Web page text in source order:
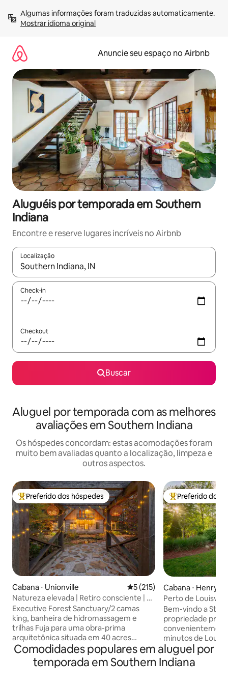
para
Mostrar idioma original
Anuncie seu espaço no Airbnb
Aluguéis por temporada em Southern
Indiana
Encontre e reserve lugares incríveis no Airbnb
Localização
Quando os resultados estiverem disponíveis, explore-os
Check-in
Checkout
Buscar
Aluguel por temporada com as melhores
avaliações em Southern Indiana
Os hóspedes concordam: estas acomodações foram
muito bem avaliadas quanto a localização, limpeza e
outros aspectos.
Entre os melhores preferidos dos hóspedes
Preferido dos hóspedes
Cabana ⋅ Unionville 5 de uma avaliação média de
5 (215)
Natureza elevada | Retiro consciente | 2
camas king size
Executive Forest Sanctuary/2 camas
king, banheira de hidromassagem e
trilhas Fuja para uma obra-prima
arquitetônica situada em 40 acres
privados e arborizados. Projetada para
profissionais, casais e adultos ativos que
buscam uma recarga de energias de alto
Entre os
Preferido dos
Cabana ⋅
Perto de
Bem-vindo a
propriedade
minutos de Louisville, KY.
refúgio! Ao entrar nas instalações, você
encontrará um
ferro
Comodidades populares em aluguel por
temporada em Southern Indiana